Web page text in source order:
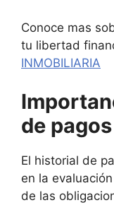
Conoce mas
tu libertad
INMOBILIARIA
de
El historial de
en la
de las